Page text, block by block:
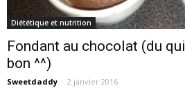
Diététique et nutrition
Fondant au chocolat (du
bon ^^)
Sweetdaddy - 2 janvier 2016